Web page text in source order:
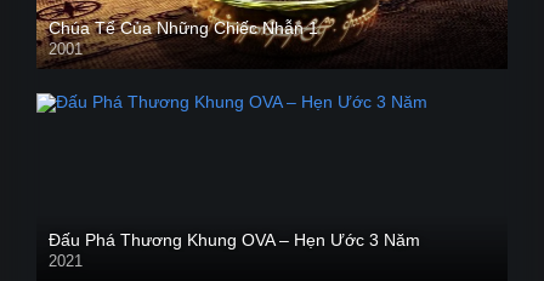
Chúa Tể Của Những Chiếc Nhẫn 1
2001
Đấu Phá Thương Khung OVA – Hẹn Ước 3 Năm
2021